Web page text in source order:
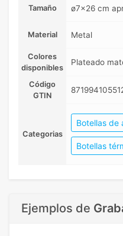
Tamaño ø7x26 cm
Material Metal
Colores
disponibles
Plateado
Código
GTIN
Categorias
Botellas de
Botellas
Ejemplos de